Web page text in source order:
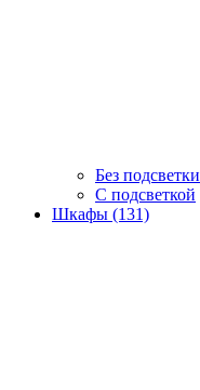
Без подсветки
С подсветкой
Шкафы (131)